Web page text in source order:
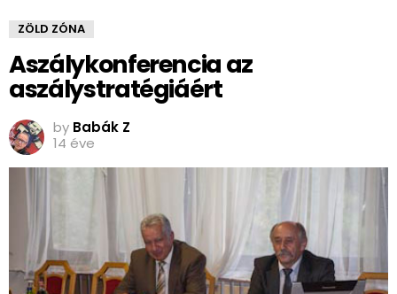
ZÖLD ZÓNA
Aszálykonferencia az
aszálystratégiáért
by Babák Z
14 éve